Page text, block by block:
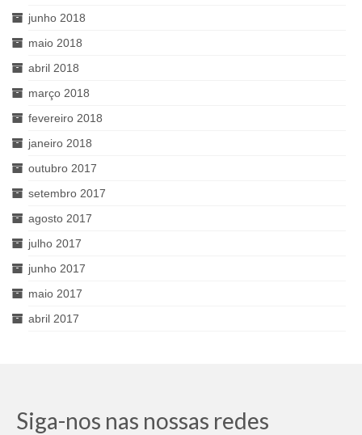
junho 2018
maio 2018
abril 2018
março 2018
fevereiro 2018
janeiro 2018
outubro 2017
setembro 2017
agosto 2017
julho 2017
junho 2017
maio 2017
abril 2017
Siga-nos nas nossas redes